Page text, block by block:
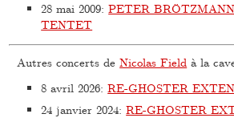
28 mai 2009:PETER
TENTET
Autres concerts deNicolas Field à la
8 avril 2026:RE-GHOSTER
24 janvier 2024:RE-GHOSTER